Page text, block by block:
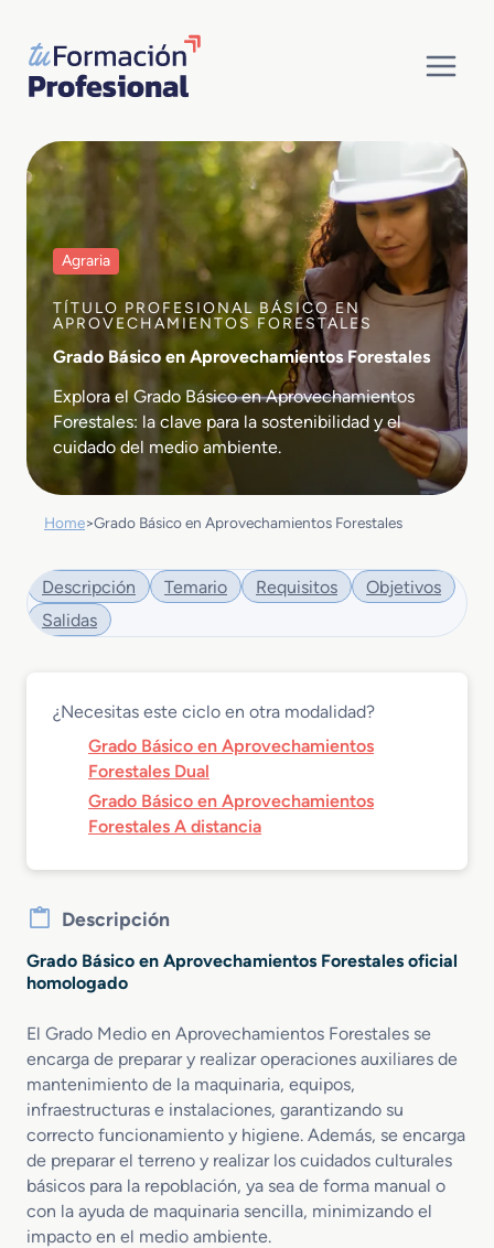
contenido
Agraria
TÍTULO PROFESIONAL BÁSICO EN
APROVECHAMIENTOS FORESTALES
Grado Básico en Aprovechamientos Forestales
Explora el Grado Básico en Aprovechamientos
Forestales: la clave para la sostenibilidad y el
cuidado del medio ambiente.
Home>Grado Básico en Aprovechamientos Forestales
Descripción Temario Requisitos
Objetivos
Salidas
¿Necesitas este ciclo en otra modalidad?
Grado Básico en Aprovechamientos
Forestales Dual
Grado Básico en Aprovechamientos
Forestales A distancia
Descripción
Grado Básico en Aprovechamientos Forestales oficial
homologado
El Grado Medio en Aprovechamientos Forestales se
encarga de preparar y realizar operaciones auxiliares de
mantenimiento de la maquinaria, equipos,
infraestructuras e instalaciones, garantizando su
correcto funcionamiento y higiene. Además, se encarga
de preparar el terreno y realizar los cuidados culturales
básicos para la repoblación, ya sea de forma manual o
con la ayuda de maquinaria sencilla, minimizando el
impacto en el medio ambiente.